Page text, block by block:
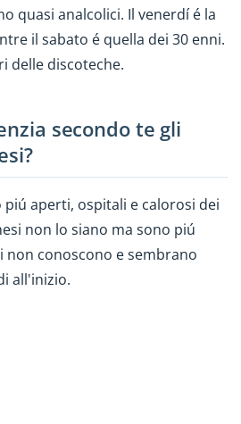
quasi analcolici. Il venerdí é la
il sabato é quella dei 30 enni.
delle discoteche.
secondo te gli
aperti, ospitali e calorosi dei
non lo siano ma sono piú
non conoscono e sembrano
all'inizio.